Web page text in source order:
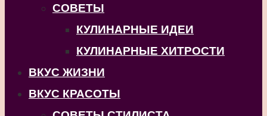
СОВЕТЫ
КУЛИНАРНЫЕ ИДЕИ
КУЛИНАРНЫЕ ХИТРОСТИ
ВКУС ЖИЗНИ
ВКУС КРАСОТЫ